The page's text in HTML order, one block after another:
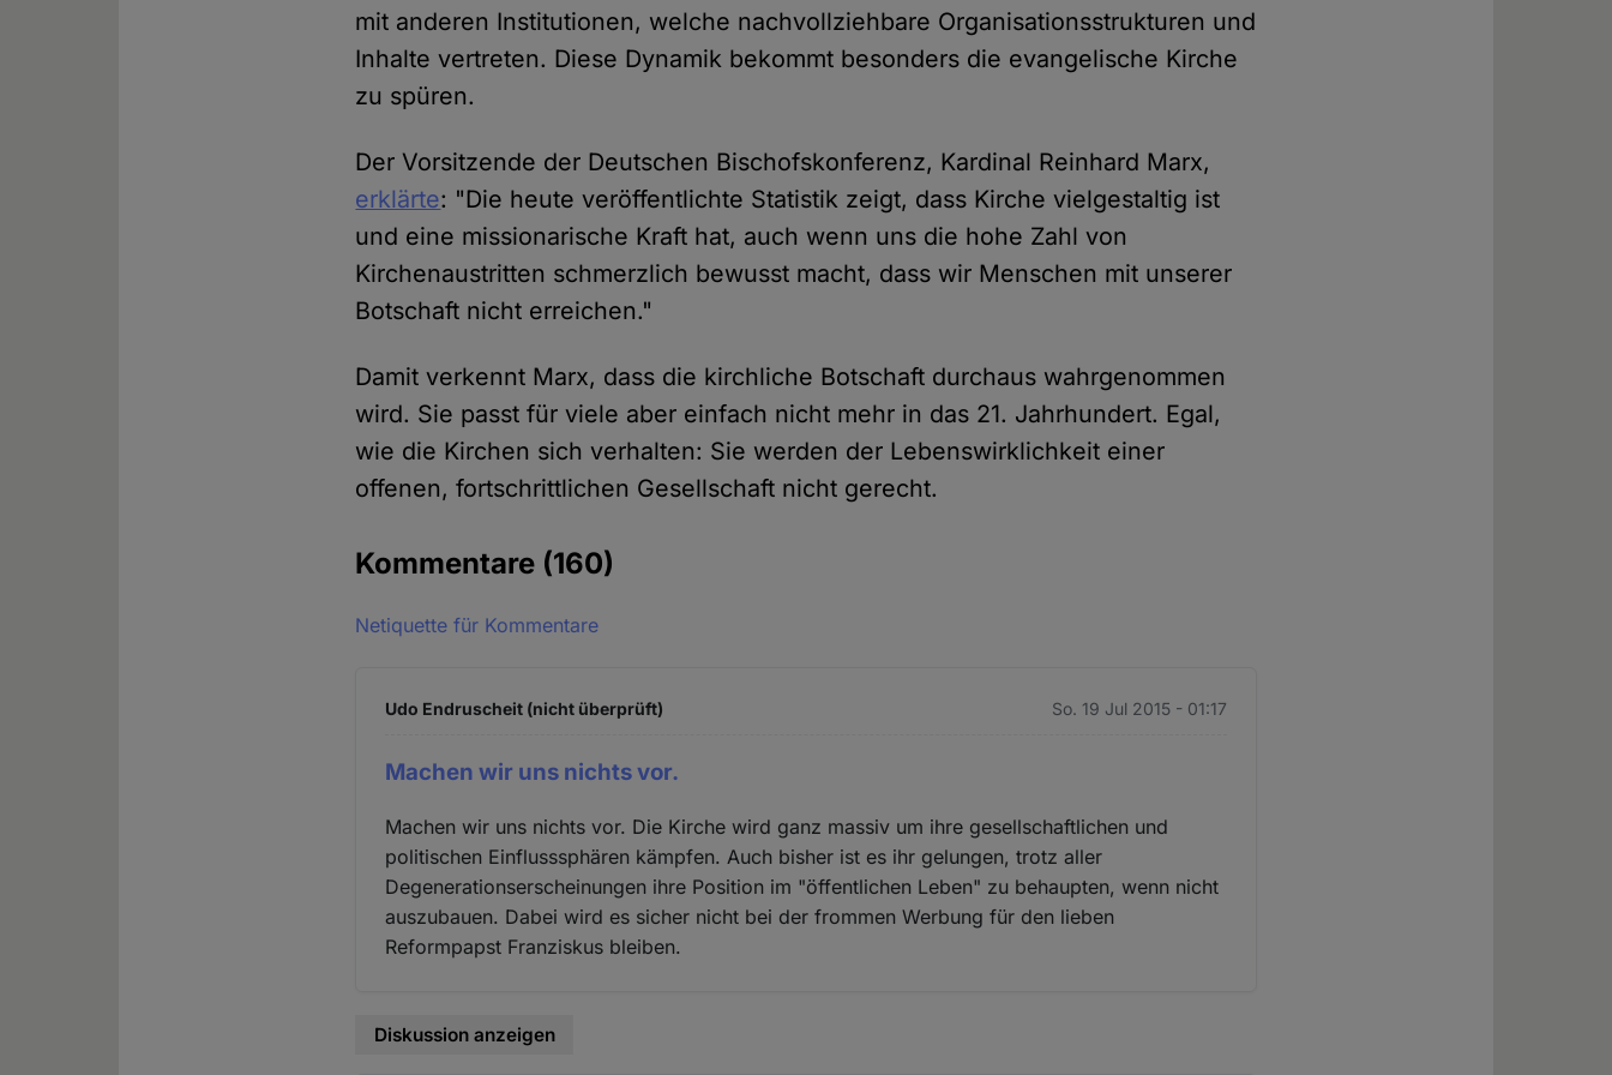
mit anderen Institutionen, welche nachvollziehbare Organisationsstrukturen und
Inhalte vertreten. Diese Dynamik bekommt besonders die evangelische Kirche
zu spüren.
Der Vorsitzende der Deutschen Bischofskonferenz, Kardinal Reinhard Marx,
erklärte: "Die heute veröffentlichte Statistik zeigt, dass Kirche vielgestaltig ist
und eine missionarische Kraft hat, auch wenn uns die hohe Zahl von
Kirchenaustritten schmerzlich bewusst macht, dass wir Menschen mit unserer
Botschaft nicht erreichen."
Damit verkennt Marx, dass die kirchliche Botschaft durchaus wahrgenommen
wird. Sie passt für viele aber einfach nicht mehr in das 21. Jahrhundert. Egal,
wie die Kirchen sich verhalten: Sie werden der Lebenswirklichkeit einer
offenen, fortschrittlichen Gesellschaft nicht gerecht.
Kommentare (160)
Netiquette für Kommentare
Udo Endruscheit (nicht überprüft) So. 19 Jul 2015 - 01:17
Machen wir uns nichts vor.
Machen wir uns nichts vor. Die Kirche wird ganz massiv um ihre gesellschaftlichen und
politischen Einflusssphären kämpfen. Auch bisher ist es ihr gelungen, trotz aller
Degenerationserscheinungen ihre Position im "öffentlichen Leben" zu behaupten, wenn nicht
auszubauen. Dabei wird es sicher nicht bei der frommen Werbung für den lieben
Reformpapst Franziskus bleiben.
Diskussion anzeigen